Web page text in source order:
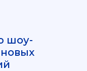
шоу-